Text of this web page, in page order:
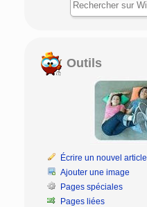
Outils
Écrire un nouvel article
Ajouter une image
Pages spéciales
Pages liées